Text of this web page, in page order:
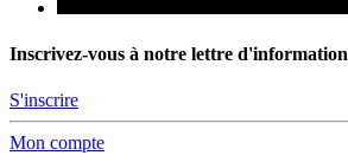
Inscrivez-vous à notre lettre d'information
S'inscrire
Mon compte